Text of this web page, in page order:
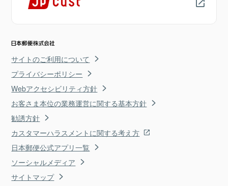
サイトのご利用について
プライバシーポリシー
Webアクセシビリティ方針
お客さま本位の業務運営に関する基本方針
勧誘方針
カスタマーハラスメントに関する考え方
日本郵便公式アプリ一覧
ソーシャルメディア
サイトマップ